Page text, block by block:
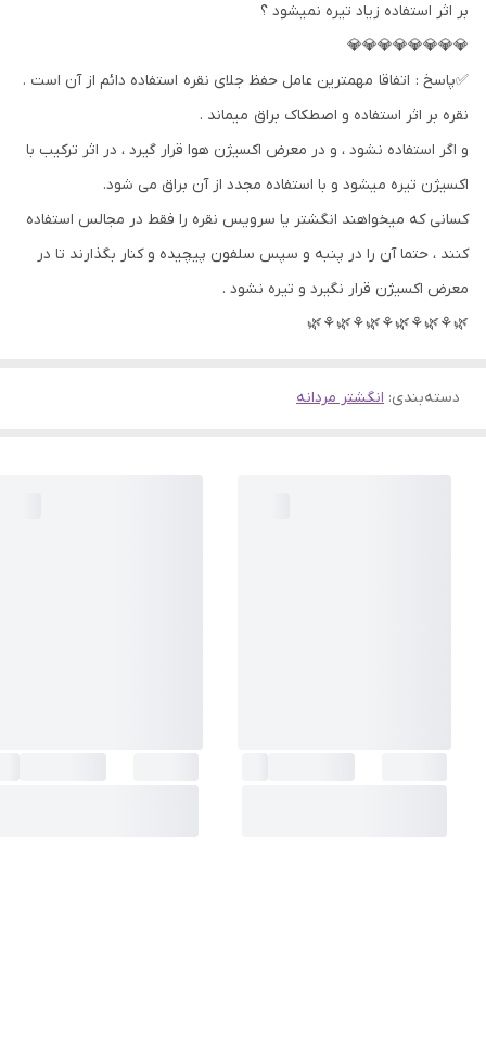
بر اثر استفاده زیاد تیره نمیشود ؟
💎💎💎💎💎💎💎💎
✅پاسخ : اتفاقا مهمترین عامل حفظ جلای نقره استفاده دائم از آن است .
نقره بر اثر استفاده و اصطکاک براق میماند .
و اگر استفاده نشود ، و در معرض اکسیژن هوا قرار گیرد ، در اثر ترکیب با
اکسیژن تیره میشود و با استفاده مجدد از آن براق می شود.
کسانی که میخواهند انگشتر یا سرویس نقره را فقط در مجالس استفاده
کنند ، حتما آن را در پنبه و سپس سلفون پیچیده و کنار بگذارند تا در
معرض اکسیژن قرار نگیرد و تیره نشود .
🌿⚘🌿⚘🌿⚘🌿⚘🌿⚘🌿
دسته‌بندی: انگشتر مردانه